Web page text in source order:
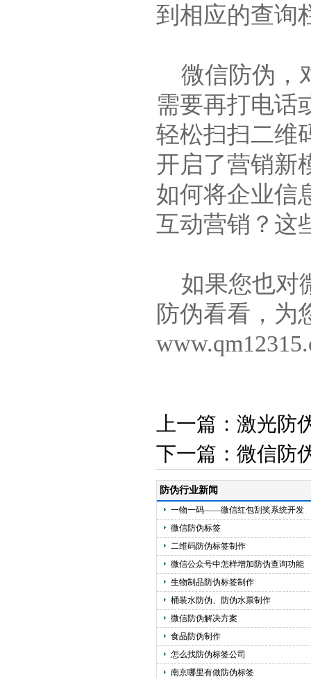
到相应的查询
微信防伪，
需要再打电话
轻松扫扫二维
开启了营销新
如何将企业信
互动营销？这
如果您也对
防伪看看，为
上一篇： 激光防
下一篇： 微信防
防伪行业新闻
一物一码——微信红包刮奖系统开发
微信防伪标签
二维码防伪标签制作
微信公众号中怎样增加防伪查询功能
生物制品防伪标签制作
桶装水防伪、防伪水票制作
微信防伪解决方案
食品防伪制作
怎么找防伪标签公司
南京哪里有做防伪标签